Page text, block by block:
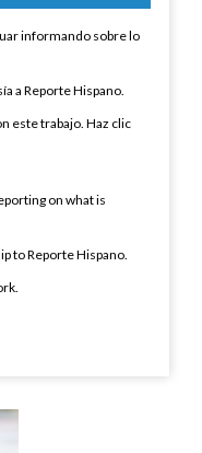
informando sobre lo
a Reporte Hispano.
este trabajo. Haz clic
on what is
to Reporte Hispano.